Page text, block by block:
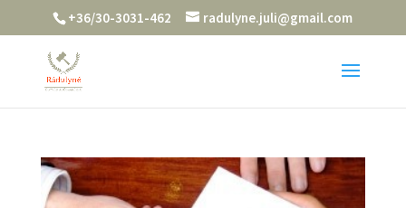
+36/30-3031-462 radulyne.juli@gmail.com